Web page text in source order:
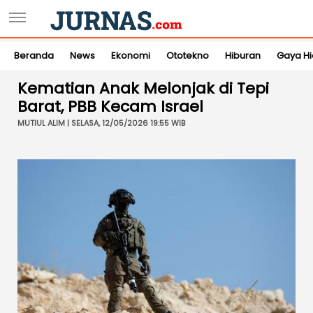
Beranda News Ekonomi Ototekno Hiburan Gaya
Kematian Anak Melonjak di Tepi
Barat, PBB Kecam Israel
MUTIUL ALIM | SELASA, 12/05/2026 19:55 WIB